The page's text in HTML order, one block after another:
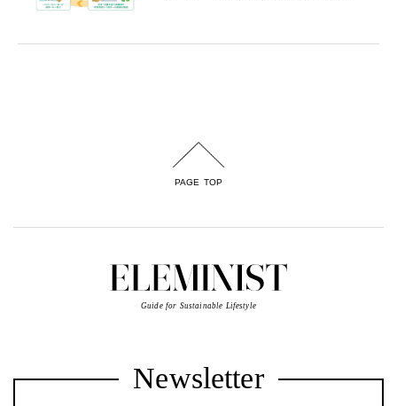
PAGE TOP
Guide for Sustainable Lifestyle
Newsletter